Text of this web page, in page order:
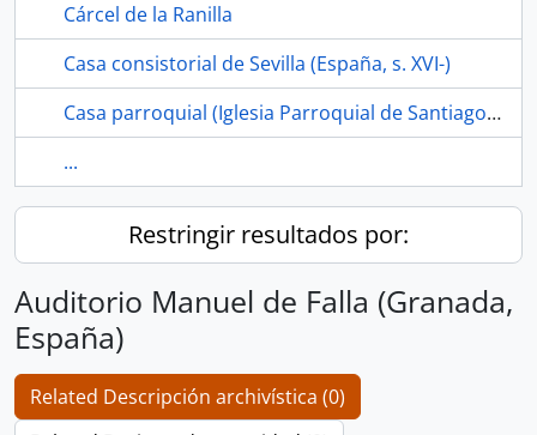
Cárcel de la Ranilla
Casa consistorial de Sevilla (España, s. XVI-)
Casa parroquial (Iglesia Parroquial de Santiago el Mayor, Los Corrales, Sevilla, España)
...
Restringir resultados por:
Auditorio Manuel de Falla (Granada,
España)
Related Descripción archivística (0)